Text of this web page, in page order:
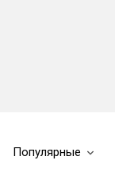
Популярные